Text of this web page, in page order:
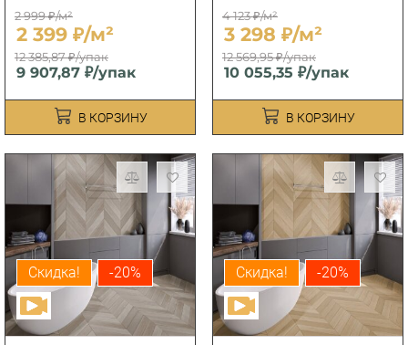
2 999 ₽/м²
2 399 ₽/м²
12 385,87 ₽/упак
9 907,87 ₽/упак
В КОРЗИНУ
4 123 ₽/м²
3 298 ₽/м²
12 569,95 ₽/упак
10 055,35 ₽/упак
В КОРЗИНУ
Скидка! -20% Скидка! -20%